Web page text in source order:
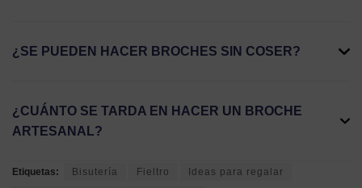
¿SE PUEDEN HACER BROCHES SIN COSER?
¿CUÁNTO SE TARDA EN HACER UN BROCHE
ARTESANAL?
Etiquetas: Bisutería Fieltro Ideas para regalar